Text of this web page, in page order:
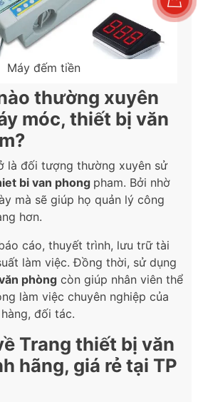
Máy đếm tiền
thường xuyên
móc, thiết bị văn
là đối tượng thường xuyên sử
bi van phong pham. Bởi nhờ
mà sẽ giúp họ quản lý công
hơn.
cáo, thuyết trình, lưu trữ tài
làm việc. Đồng thời, sử dụng
phòng còn giúp nhân viên thể
làm việc chuyên nghiệp của
đối tác.
Trang thiết bị văn
hãng, giá rẻ tại TP